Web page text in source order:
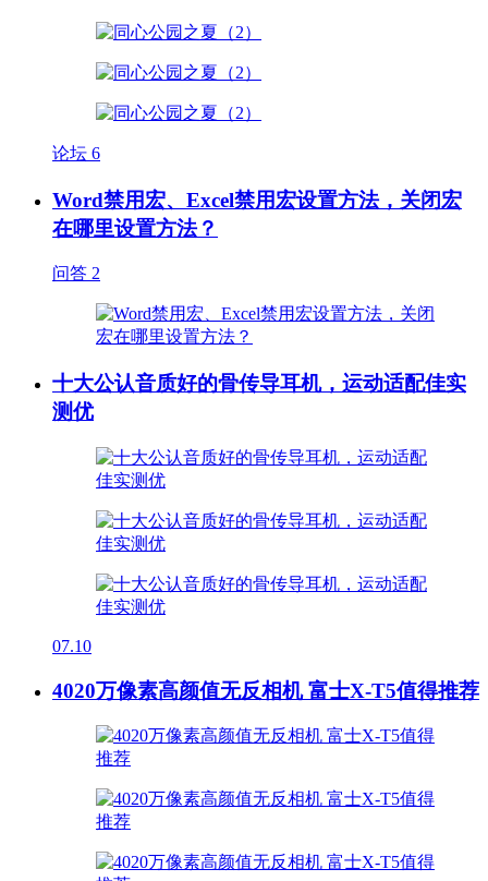
论坛 6
Word禁用宏、Excel禁用宏设置方法，关闭宏
在哪里设置方法？
问答 2
十大公认音质好的骨传导耳机，运动适配佳实
测优
07.10
4020万像素高颜值无反相机 富士X-T5值得推荐